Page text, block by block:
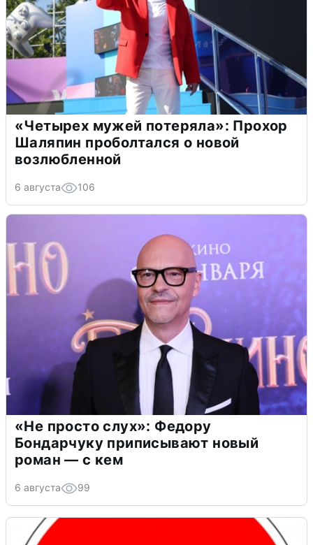
«Четырех мужей потеряла»: Прохор
Шаляпин проболтался о новой
возлюбленной
6 августа 106
«Не просто слух»: Федору
Бондарчуку приписывают новый
роман — с кем
6 августа 99